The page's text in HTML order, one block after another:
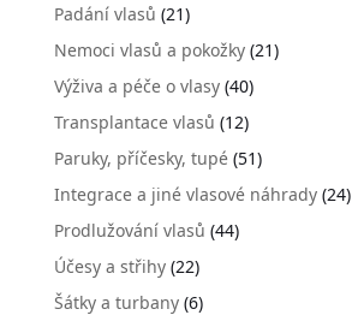
Padání vlasů (21)
Nemoci vlasů a pokožky(21)
Výživa a péče o vlasy(40)
Transplantace vlasů (12)
Paruky, příčesky, tupé(51)
Integrace a jiné vlasové náhrady(24)
Prodlužování vlasů (44)
Účesy a střihy(22)
Šátky a turbany(6)